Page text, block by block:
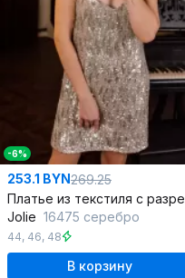
-6%
253.1 BYN269.25
Jolie 16475 серебро
44, 46, 48
В корзину